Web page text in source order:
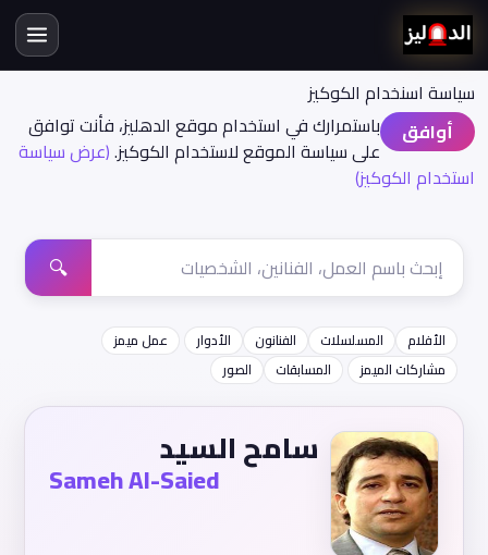
سياسة اسنخدام الكوكيز
أوافق
باستمرارك في استخدام موقع الدهليز، فأنت توافق
على سياسة الموقع لاستخدام الكوكيز.(عرض سياسة
استخدام الكوكيز)
🔍
الأفلام المسلسلات الفنانون الأدوار
عمل ميمز
مشاركات الميمز
المسابقات الصور
سامح السيد
Sameh Al-Saied